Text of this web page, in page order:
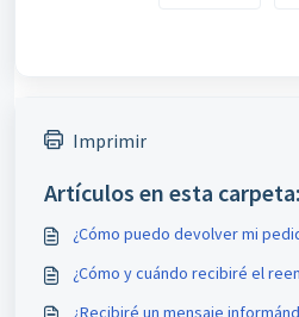
Imprimir
Artículos en esta carpeta:
¿Cómo puedo devolver mi
¿Cómo y cuándo recibiré el
¿Recibiré un mensaje